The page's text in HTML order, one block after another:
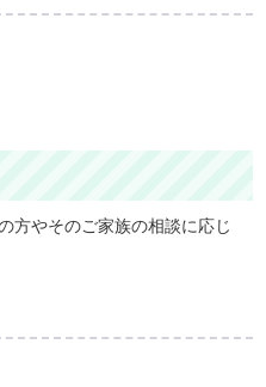
方やそのご家族の相談に応じ